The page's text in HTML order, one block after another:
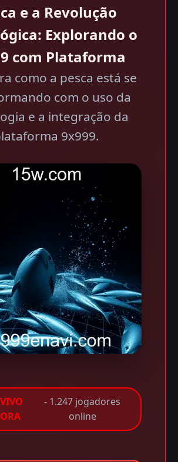
e a Revolução
Explorando o
com Plataforma
como a pesca está se
com o uso da
e a integração da
9x999.
- 1.247 jogadores
online